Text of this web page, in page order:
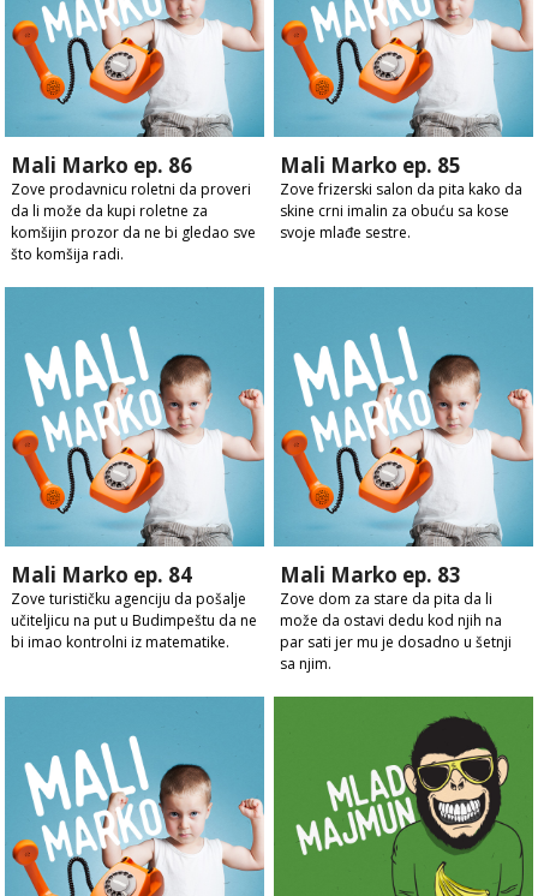
Mali Marko ep. 86
Zove prodavnicu roletni da proveri
da li može da kupi roletne za
komšijin prozor da ne bi gledao sve
što komšija radi.
Mali Marko ep. 85
Zove frizerski salon da pita kako da
skine crni imalin za obuću sa kose
svoje mlađe sestre.
Mali Marko ep. 84
Zove turističku agenciju da pošalje
učiteljicu na put u Budimpeštu da ne
bi imao kontrolni iz matematike.
Mali Marko ep. 83
Zove dom za stare da pita da li
može da ostavi dedu kod njih na
par sati jer mu je dosadno u šetnji
sa njim.